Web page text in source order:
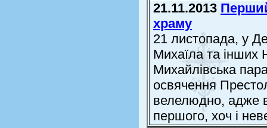
21.11.2013
храму
21 листопада, у
Михаїла та інших
Михайлівська
освячення
велелюдно, адже
першого, хоч і